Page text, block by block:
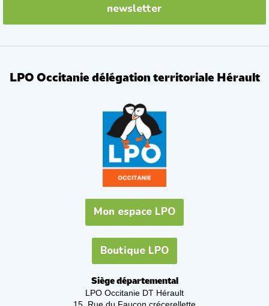
newsletter
LPO Occitanie délégation territoriale Hérault
Mon espace LPO
Boutique LPO
Siège départemental
LPO Occitanie DT Hérault